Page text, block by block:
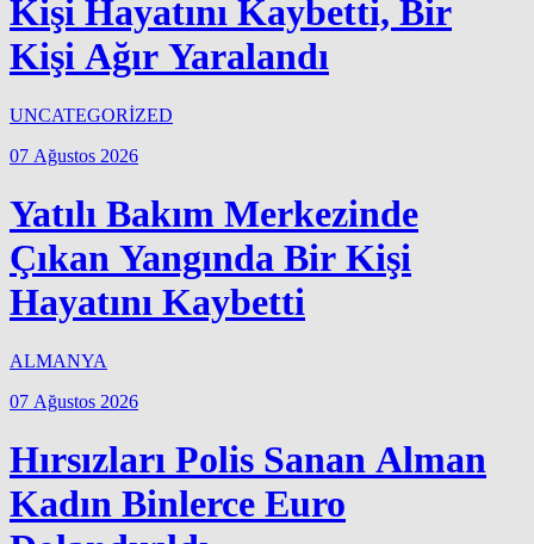
Kişi Hayatını Kaybetti, Bir
Kişi Ağır Yaralandı
UNCATEGORİZED
07 Ağustos 2026
Yatılı Bakım Merkezinde
Çıkan Yangında Bir Kişi
Hayatını Kaybetti
ALMANYA
07 Ağustos 2026
Hırsızları Polis Sanan Alman
Kadın Binlerce Euro